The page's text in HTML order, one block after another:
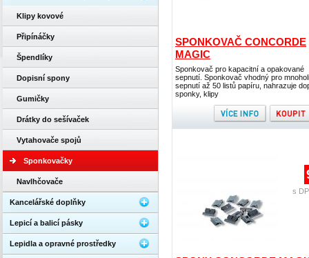
SPONKOVAČ CONCORDE
MAGIC
Sponkovač pro kapacitní a opakované
sepnutí. Sponkovač vhodný pro
sepnutí až 50 listů papíru, nahrazuje
sponky, klipy
s
Klipy kovové
Připínáčky
Špendlíky
Dopisní spony
Gumičky
Drátky do sešívaček
Vytahovače spojů
Sponkovačky
Navlhčovače
Kancelářské doplňky
Lepicí a balicí pásky
Lepidla a opravné prostředky